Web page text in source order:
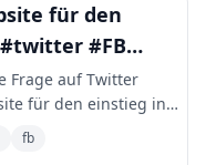
für den
#FB
Frage auf Twitter
für den einstieg ins
fb